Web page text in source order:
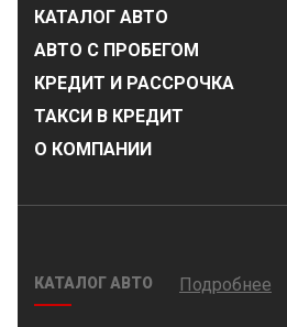
КАТАЛОГ АВТО
АВТО С ПРОБЕГОМ
КРЕДИТ И РАССРОЧКА
ТАКСИ В КРЕДИТ
О КОМПАНИИ
КАТАЛОГ АВТО Подробнее